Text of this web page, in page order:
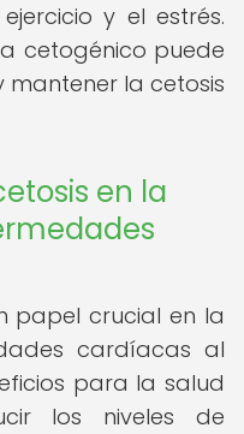
y el estrés.
cetogénico puede
la cetosis
en la
papel crucial en la
cardíacas al
para la salud
los niveles de